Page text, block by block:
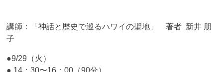
講師：「神話と歴史で巡るハワイの聖地」 著者 新井 朋
子
●9/29（火）
● 14：30〜16：00（90分）